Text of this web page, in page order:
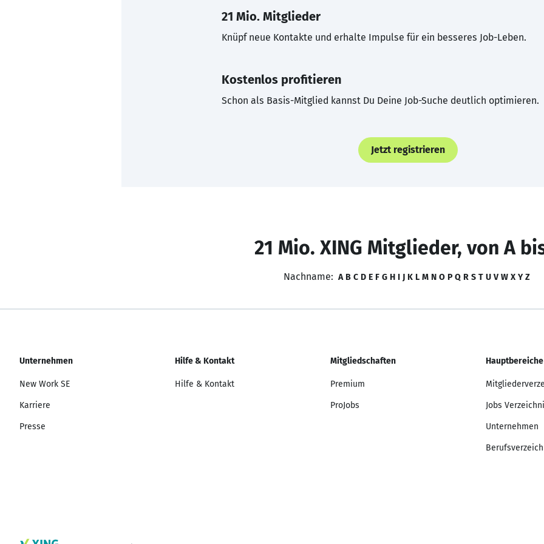
21 Mio. Mitglieder
Knüpf neue Kontakte und erhalte Impulse für ein besseres Job-Leben.
Kostenlos profitieren
Schon als Basis-Mitglied kannst Du Deine Job-Suche deutlich optimieren.
Jetzt registrieren
21 Mio. XING Mitglieder, von A
Nachname: A B C D E F G H I J K L M N O P Q R S T U V W X Y Z
Unternehmen
New Work SE
Karriere
Presse
Hilfe & Kontakt
Hilfe & Kontakt
Mitgliedschaften
Premium
ProJobs
Hauptbereiche
Jobs
Unternehmen